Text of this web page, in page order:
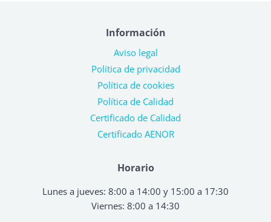
Horario
Lunes a jueves: 8:00 a 14:00 y 15:00 a 17:30
Viernes: 8:00 a 14:30
Información
Aviso legal
Política de privacidad
Política de cookies
Política de Calidad
Certificado de Calidad
Certificado AENOR